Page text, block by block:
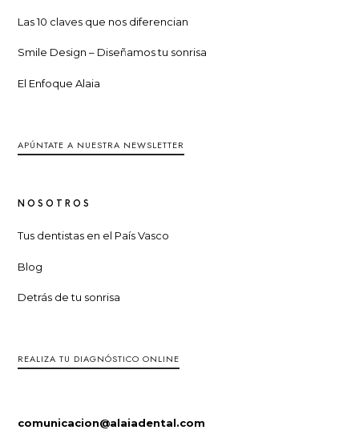
Las 10 claves que nos diferencian
Smile Design – Diseñamos tu sonrisa
El Enfoque Alaia
APÚNTATE A NUESTRA NEWSLETTER
NOSOTROS
Tus dentistas en el País Vasco
Blog
Detrás de tu sonrisa
REALIZA TU DIAGNÓSTICO ONLINE
comunicacion@alaiadental.com